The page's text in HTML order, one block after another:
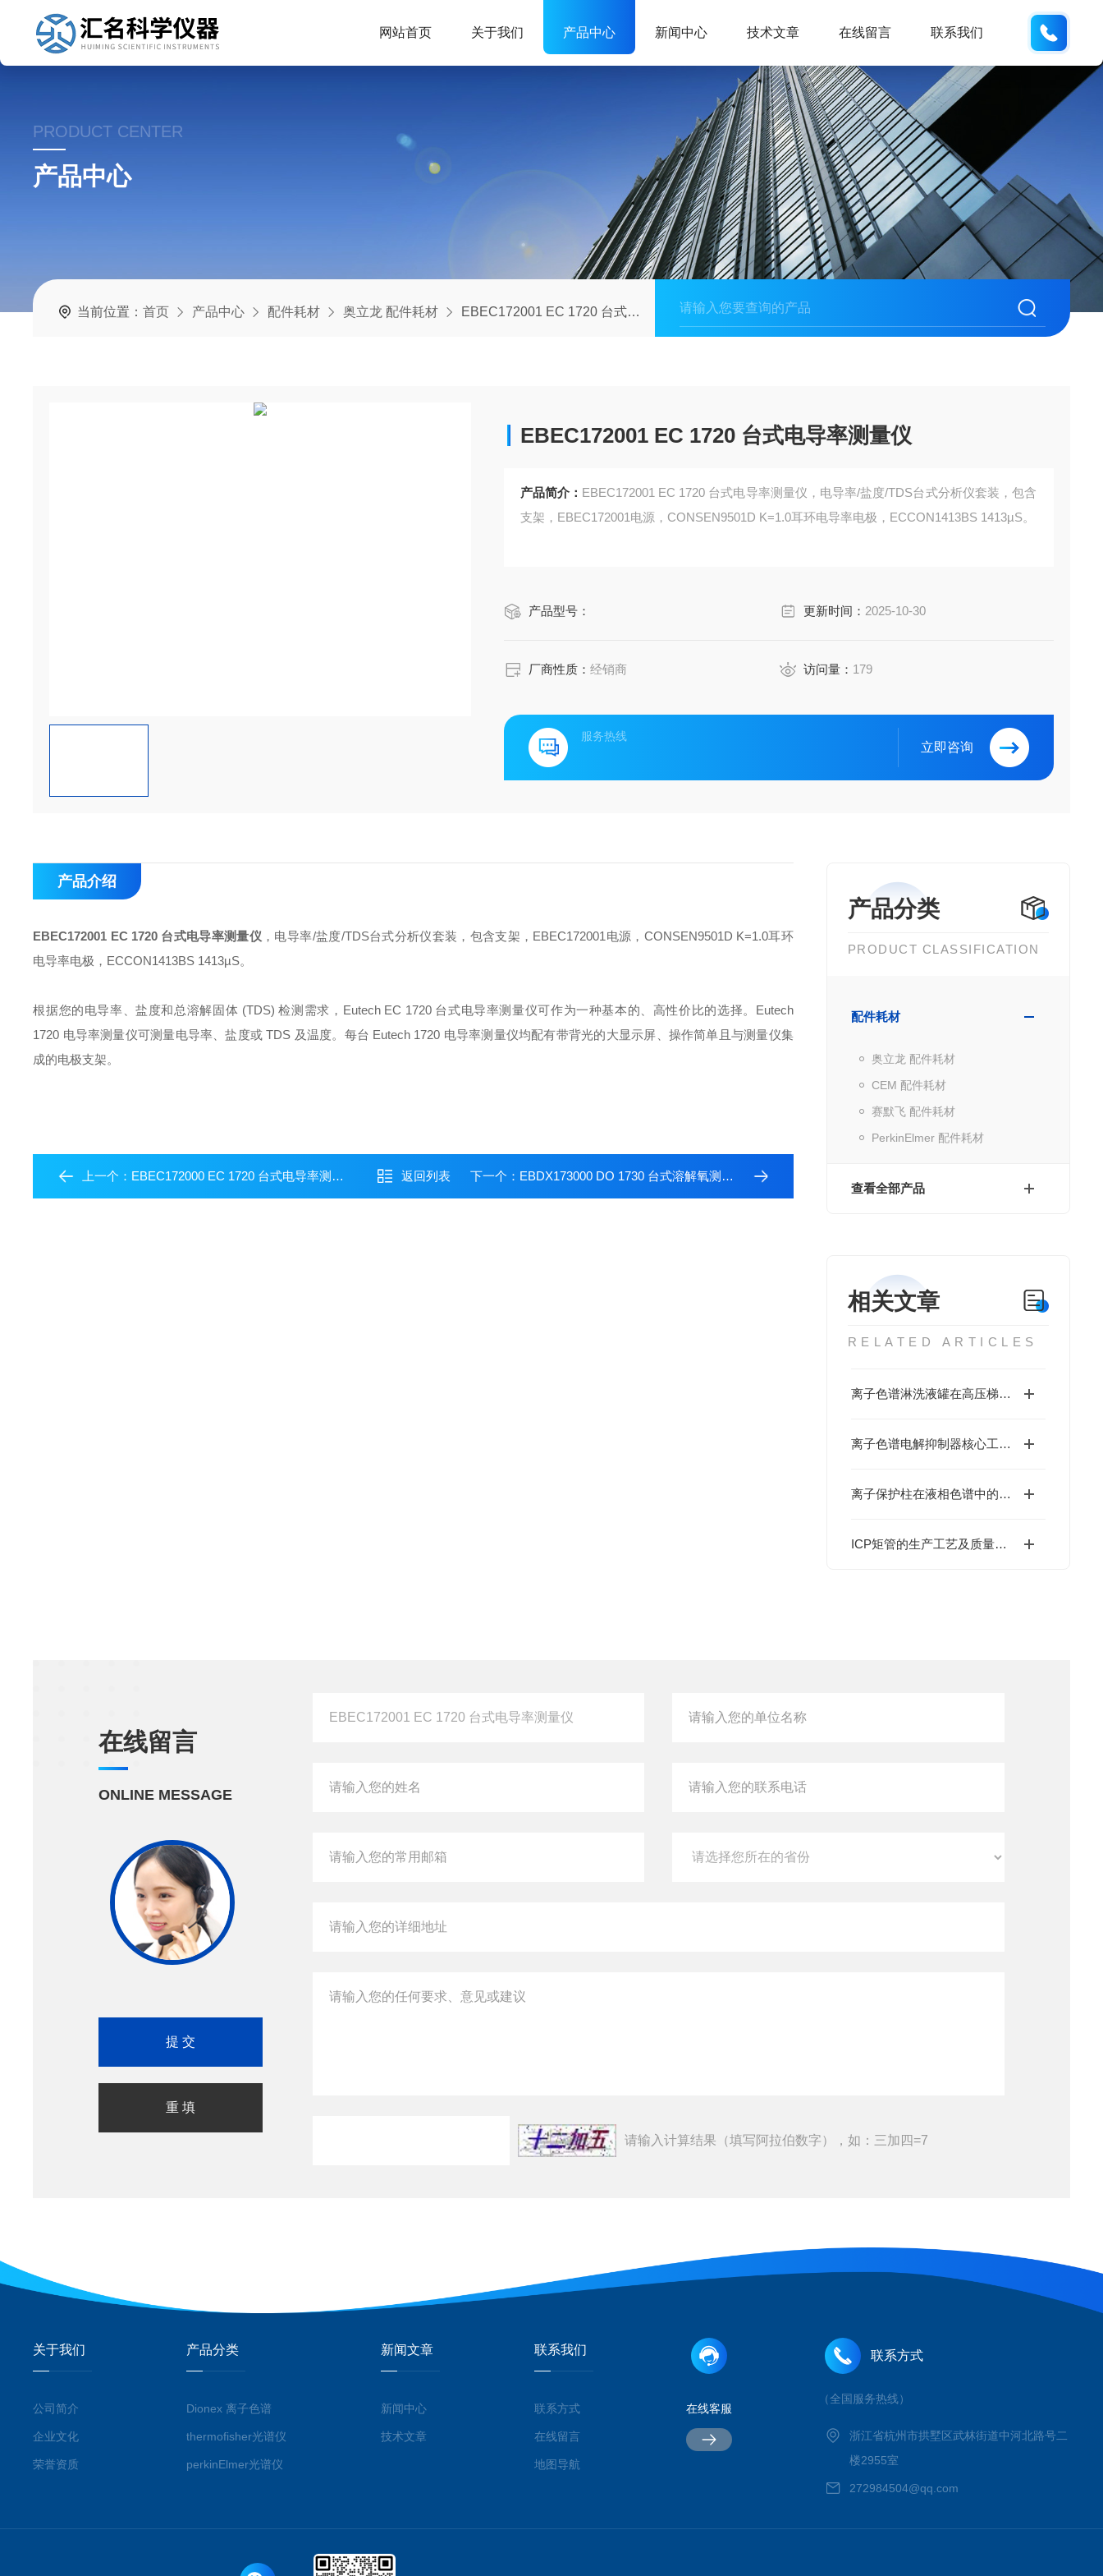
网站首页 关于我们 产品中心 新闻中心 技术文章 在线留言 联系我们
PRODUCT CENTER
产品中心
当前位置：首页 产品中心 配件耗材 奥立龙 配件耗材 EBEC172001 EC 1720 台式电导率测量仪
EBEC172001 EC 1720 台式电导率测量仪
产品简介： EBEC172001 EC 1720 台式电导率测量仪，电导率/盐度/TDS台式分析仪套装，包含
支架，EBEC172001电源，CONSEN9501D K=1.0耳环电导率电极，ECCON1413BS 1413µS。
产品型号： 更新时间： 2025-10-30
厂商性质：经销商 访问量： 179
服务热线
立即咨询
产品分类
PRODUCT CLASSIFICATION
配件耗材
奥立龙 配件耗材
CEM 配件耗材
赛默飞 配件耗材
PerkinElmer 配件耗材
查看全部产品
相关文章
RELATED ARTICLES
离子色谱淋洗液罐在高压梯度泵系统中的耐压性能与密封设计
离子色谱电解抑制器核心工作原理
离子保护柱在液相色谱中的应用与优势说明
ICP矩管的生产工艺及质量控制介绍
产品介绍
EBEC172001 EC 1720 台式电导率测量仪 ，电导率/盐度/TDS台式分析仪套装，包含支架，EBEC172001电源，CONSEN9501D K=1.0耳环
电导率电极，ECCON1413BS 1413µS。
根据您的电导率、盐度和总溶解固体 (TDS) 检测需求，Eutech EC 1720 台式电导率测量仪可作为一种基本的、高性价比的选择。Eutech
1720 电导率测量仪可测量电导率、盐度或 TDS 及温度。每台 Eutech 1720 电导率测量仪均配有带背光的大显示屏、操作简单且与测量仪集
成的电极支架。
上一个： EBEC172000 EC 1720 台式电导率测量仪 返回列表 下一个： EBDX173000 DO 1730 台式溶解氧测量仪
在线留言
ONLINE MESSAGE
请输入计算结果（填写阿拉伯数字），如：三加四=7
关于我们
公司简介
企业文化
荣誉资质
产品分类
Dionex 离子色谱
thermofisher光谱仪
perkinElmer光谱仪
新闻文章
新闻中心
技术文章
联系我们
联系方式
在线留言
地图导航
在线客服
联系方式
（全国服务热线）
浙江省杭州市拱墅区武林街道中河北路号二
楼2955室
272984504@qq.com